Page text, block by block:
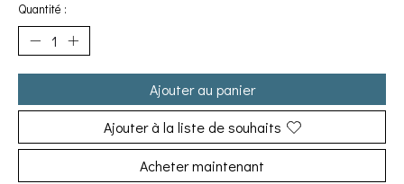
Quantité :
Ajouter au panier
Ajouter à la liste de souhaits
Acheter maintenant